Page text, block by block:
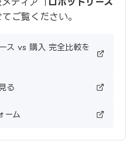
ご覧ください。
ス vs 購入 完全比較を
る
ーム